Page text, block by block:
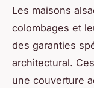
Les maisons
colombages et
des garanties
architectural.
une couverture